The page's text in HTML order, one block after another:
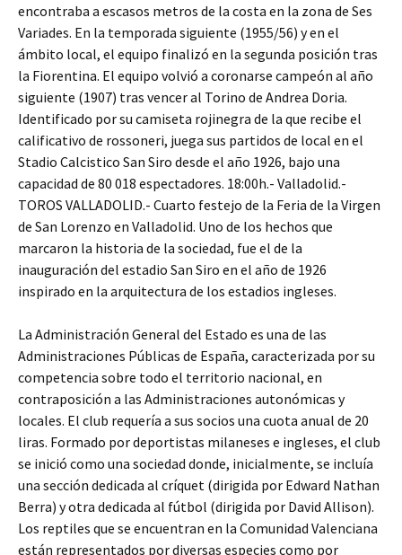
encontraba a escasos metros de la costa en la zona de Ses
Variades. En la temporada siguiente (1955/56) y en el
ámbito local, el equipo finalizó en la segunda posición tras
la Fiorentina. El equipo volvió a coronarse campeón al año
siguiente (1907) tras vencer al Torino de Andrea Doria.
Identificado por su camiseta rojinegra de la que recibe el
calificativo de rossoneri, juega sus partidos de local en el
Stadio Calcistico San Siro desde el año 1926, bajo una
capacidad de 80 018 espectadores. 18:00h.- Valladolid.-
TOROS VALLADOLID.- Cuarto festejo de la Feria de la Virgen
de San Lorenzo en Valladolid. Uno de los hechos que
marcaron la historia de la sociedad, fue el de la
inauguración del estadio San Siro en el año de 1926
inspirado en la arquitectura de los estadios ingleses.
La Administración General del Estado es una de las
Administraciones Públicas de España, caracterizada por su
competencia sobre todo el territorio nacional, en
contraposición a las Administraciones autonómicas y
locales. El club requería a sus socios una cuota anual de 20
liras. Formado por deportistas milaneses e ingleses, el club
se inició como una sociedad donde, inicialmente, se incluía
una sección dedicada al críquet (dirigida por Edward Nathan
Berra) y otra dedicada al fútbol (dirigida por David Allison).
Los reptiles que se encuentran en la Comunidad Valenciana
están representados por diversas especies como por